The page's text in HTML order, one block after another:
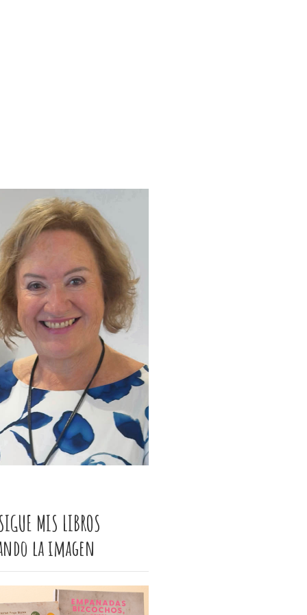
MIS LIBROS
la imagen